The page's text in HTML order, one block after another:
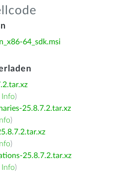
64_sdk.msi
Info)
25.8.7.2.tar.xz
Info)
Info)
25.8.7.2.tar.xz
Info)